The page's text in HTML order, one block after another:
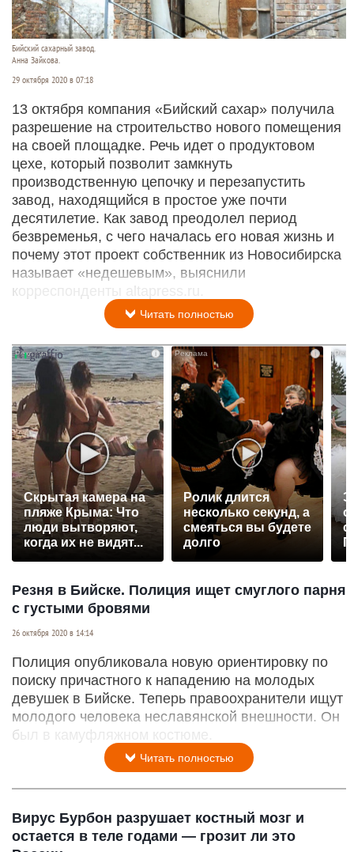
Бийский сахарный завод.
Анна Зайкова.
29 октября 2020 в 07:18
13 октября компания «Бийский сахар» получила
разрешение на строительство нового помещения
на своей площадке. Речь идет о продуктовом
цехе, который позволит замкнуть
производственную цепочку и перезапустить
завод, находящийся в простое уже почти
десятилетие. Как завод преодолел период
безвременья, с чего началась его новая жизнь и
почему этот проект собственник из Новосибирска
называет «недешевым», выяснили
корреспонденты altapress.ru.
Читать полностью
i
Скрытая камера на
пляже Крыма: Что
люди вытворяют,
когда их не видят...
i
Ролик длится
несколько секунд, а
смеяться вы будете
долго
Резня в Бийске. Полиция ищет смуглого парня
с густыми бровями
26 октября 2020 в 14:14
Полиция опубликовала новую ориентировку по
поиску причастного к нападению на молодых
девушек в Бийске. Теперь правоохранители ищут
молодого человека неславянской внешности. Он
был в камуфляжном костюме.
Читать полностью
Вирус Бурбон разрушает костный мозг и
остается в теле годами — грозит ли это